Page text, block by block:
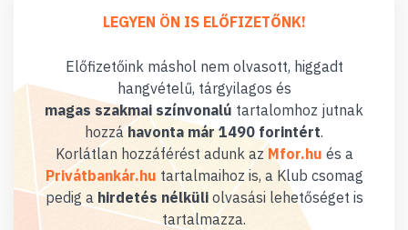
LEGYEN ÖN IS ELŐFIZETŐNK!
Előfizetőink máshol nem olvasott, higgadt
hangvételű, tárgyilagos és
magas szakmai színvonalú tartalomhoz jutnak
hozzáhavonta már 1490 forintért.
Korlátlan hozzáférést adunk az Mfor.hu és a
Privátbankár.hu tartalmaihoz is, a Klub csomag
pedig a hirdetés nélküliolvasási lehetőséget is
tartalmazza.